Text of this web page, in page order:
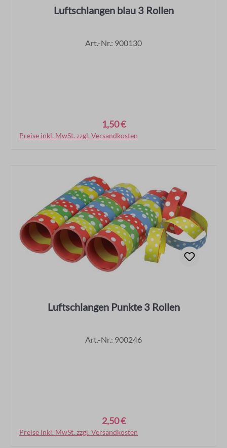
Luftschlangen blau 3 Rollen
Art.-Nr.: 900130
1,50 €
Preise inkl. MwSt. zzgl. Versandkosten
In den Warenkorb
Luftschlangen Punkte 3 Rollen
Art.-Nr.: 900246
2,50 €
Preise inkl. MwSt. zzgl. Versandkosten
In den Warenkorb